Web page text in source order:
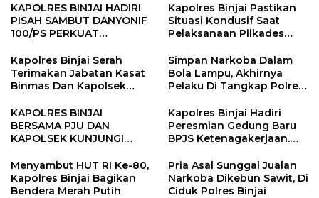
KAPOLRES BINJAI HADIRI
PISAH SAMBUT DANYONIF
100/PS PERKUAT
Kapolres Binjai Pastikan
Situasi Kondusif Saat
Pelaksanaan Pilkades
Kapolres Binjai Serah
Terimakan Jabatan Kasat
Binmas Dan Kapolsek
Simpan Narkoba Dalam
Bola Lampu, Akhirnya
Pelaku Di Tangkap Polres
KAPOLRES BINJAI
BERSAMA PJU DAN
KAPOLSEK KUNJUNGI
BINJAI
Kapolres Binjai Hadiri
Peresmian Gedung Baru
BPJS Ketenagakerjaan.
Menyeluruh bagi Pekerja”
Menyambut HUT RI Ke-80,
Kapolres Binjai Bagikan
Bendera Merah Putih
Pria Asal Sunggal Jualan
Narkoba Dikebun Sawit, Di
Ciduk Polres Binjai